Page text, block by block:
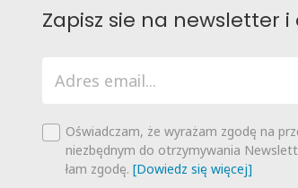
Zapisz sie na newsletter
Oświadczam, że wyrażam zgodę na
niezbędnym do otrzymywania
łam zgodę. [Dowiedz się więcej]